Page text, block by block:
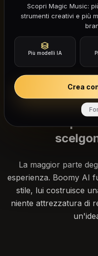
Inizia con un
perfeziona la
adatta
La maggior parte
esperienza. Boomy AI
stile, lui costruisce
niente attrezzatura di
Scopri Magic Music:
strumenti creativi e più
Più modelli IA
Crea